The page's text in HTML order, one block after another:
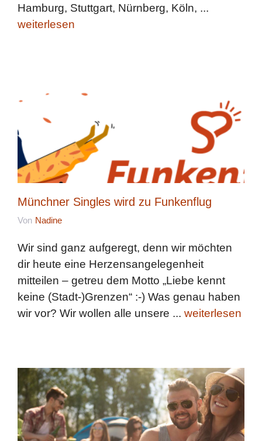
Hamburg, Stuttgart, Nürnberg, Köln, ...
weiterlesen
Münchner Singles wird zu Funkenflug
Von Nadine
Wir sind ganz aufgeregt, denn wir möchten
dir heute eine Herzensangelegenheit
mitteilen – getreu dem Motto „Liebe kennt
keine (Stadt-)Grenzen“ :-) Was genau haben
wir vor? Wir wollen alle unsere ... weiterlesen